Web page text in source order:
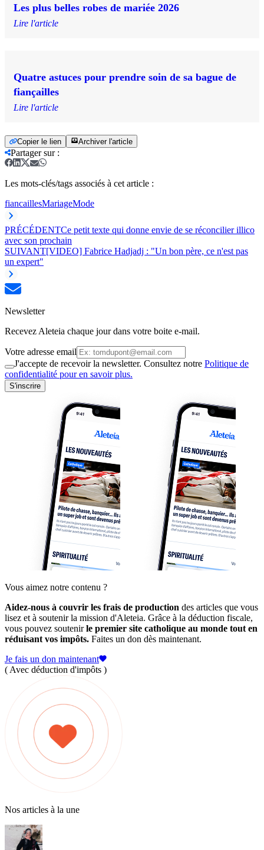
Les plus belles robes de mariée 2026
Lire l'article
Quatre astuces pour prendre soin de sa bague de
fiançailles
Lire l'article
Copier le lien Archiver l'article
Partager sur:
Les mots-clés/tags associés à cet article :
fiancaillesMariageMode
PRÉCÉDENTCe petit texte qui donne envie de se réconcilier illico
avec son prochain
SUIVANT[VIDEO] Fabrice Hadjadj : "Un bon père, ce n'est pas
un expert"
Newsletter
Recevez Aleteia chaque jour dans votre boite e-mail.
Votre adresse email
J'accepte de recevoir la newsletter. Consultez notre Politique de
confidentialité pour en savoir plus.
S'inscrire
Vous aimez notre contenu ?
Aidez-nous à couvrir les frais de production des articles que vous
lisez et à soutenir la mission d'Aleteia. Grâce à la déduction fiscale,
vous pouvez soutenirle premier site catholique au monde tout en
réduisant vos impôts. Faites un don dès maintenant.
Je fais un don maintenant
( Avec déduction d'impôts )
Nos articles à la une